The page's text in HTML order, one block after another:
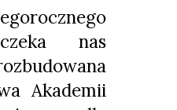
nas
Akademii